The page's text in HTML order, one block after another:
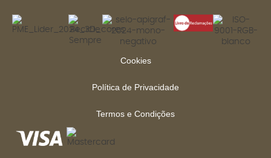
Cookies
Política de Privacidade
Termos e Condições